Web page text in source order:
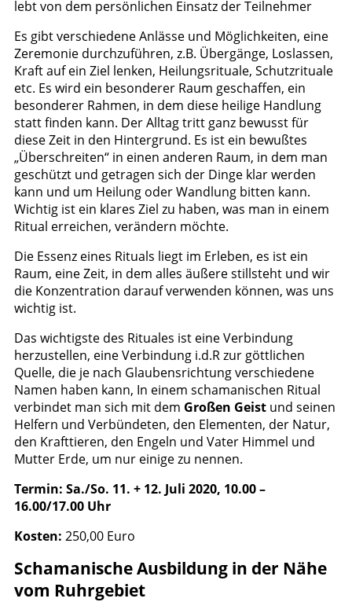
lebt von dem persönlichen Einsatz der Teilnehmer
Es gibt verschiedene Anlässe und Möglichkeiten, eine
Zeremonie durchzuführen, z.B. Übergänge, Loslassen,
Kraft auf ein Ziel lenken, Heilungsrituale, Schutzrituale
etc. Es wird ein besonderer Raum geschaffen, ein
besonderer Rahmen, in dem diese heilige Handlung
statt finden kann. Der Alltag tritt ganz bewusst für
diese Zeit in den Hintergrund. Es ist ein bewußtes
„Überschreiten“ in einen anderen Raum, in dem man
geschützt und getragen sich der Dinge klar werden
kann und um Heilung oder Wandlung bitten kann.
Wichtig ist ein klares Ziel zu haben, was man in einem
Ritual erreichen, verändern möchte.
Die Essenz eines Rituals liegt im Erleben, es ist ein
Raum, eine Zeit, in dem alles äußere stillsteht und wir
die Konzentration darauf verwenden können, was uns
wichtig ist.
Das wichtigste des Rituales ist eine Verbindung
herzustellen, eine Verbindung i.d.R zur göttlichen
Quelle, die je nach Glaubensrichtung verschiedene
Namen haben kann, In einem schamanischen Ritual
verbindet man sich mit dem Großen Geist und seinen
Helfern und Verbündeten, den Elementen, der Natur,
den Krafttieren, den Engeln und Vater Himmel und
Mutter Erde, um nur einige zu nennen.
Termin: Sa./So. 11. + 12. Juli 2020, 10.00 –
16.00/17.00 Uhr
Kosten: 250,00 Euro
Schamanische Ausbildung in der Nähe
vom Ruhrgebiet